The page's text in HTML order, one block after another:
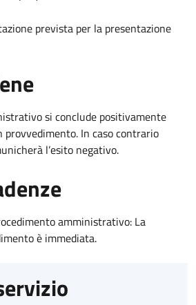
prevista per la presentazione
si conclude positivamente
provvedimento. In caso contrario
l’esito negativo.
amministrativo: La
è immediata.